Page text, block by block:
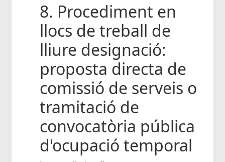
8. Procediment en
llocs de treball de
lliure designació:
proposta directa de
comissió de serveis o
tramitació de
convocatòria pública
d'ocupació temporal